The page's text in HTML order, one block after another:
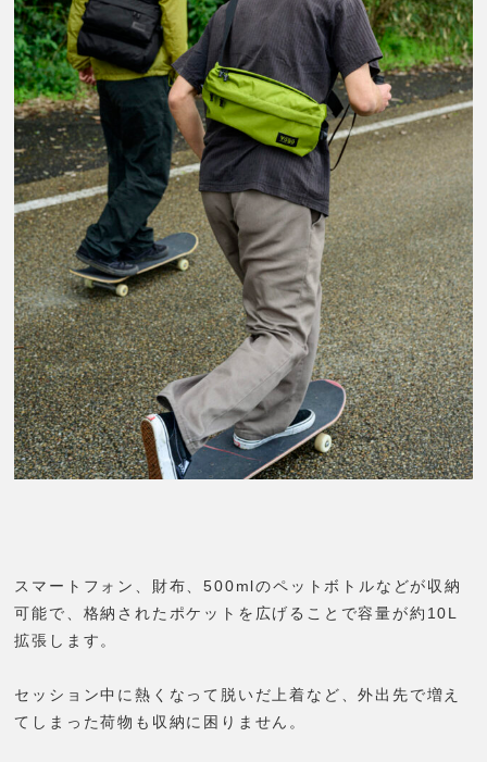
スマートフォン、財布、500mlのペットボトルなどが収納
可能で、格納されたポケットを広げることで容量が約10L
拡張します。
セッション中に熱くなって脱いだ上着など、外出先で増え
てしまった荷物も収納に困りません。